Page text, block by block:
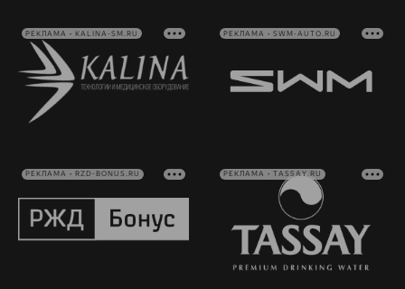
РЕКЛАМА • KALINA-SM.RU РЕКЛАМА • SWM-AUTO.RU
РЕКЛАМА • RZD-BONUS.RU РЕКЛАМА • TASSAY.RU